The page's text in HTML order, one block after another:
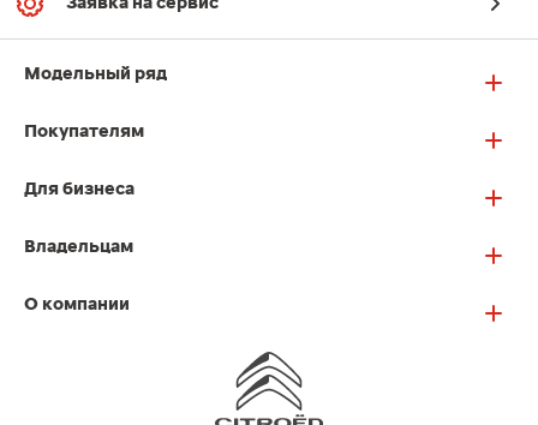
Модельный ряд
Покупателям
Для бизнеса
Владельцам
О компании